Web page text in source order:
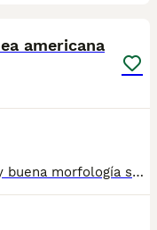
americana
614156976) increíbles cachorros muy buena morfología se entregan con su documentación cartilla sanitaria con vacunas al día desparasitaciones internas y externas y contrato de compra y venta con su garantías víricas y genéticas somos un criadero familiar todos nuestros cachorros son criados con mucho mimo dedicación y cariño por lo cual pedimos que vallan a buenas familia y conscientes de qué es un compañero de vida que llegará a llenar sus casas de amor juego y vida para más información fotos videos y todo lo que necesite nos pueden contactar en el 614156976 mi nombre es Carolina le atenderemos gustosamente sin compromiso.